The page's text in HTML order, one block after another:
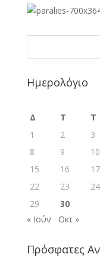
Ημερολόγιο
Δ Τ Τ
1
2 3
8
9 10
15
16 17
22
23 24
29
30
« Ιούν
Οκτ »
Πρόσφατες